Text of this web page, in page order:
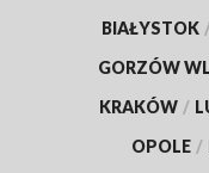
BIAŁYSTOK
GORZÓW
KRAKÓW /
OPOLE /